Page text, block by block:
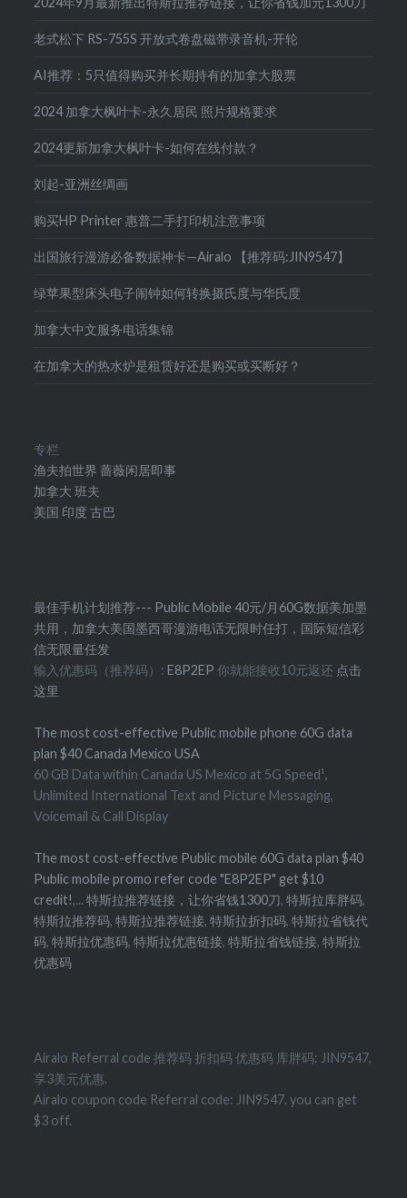
老式松下 RS-755S 开放式卷盘磁带录音机-开轮
AI推荐：5只值得购买并长期持有的加拿大股票
2024 加拿大枫叶卡-永久居民 照片规格要求
2024更新加拿大枫叶卡-如何在线付款？
刘起-亚洲丝绸画
购买HP Printer 惠普二手打印机注意事项
出国旅行漫游必备数据神卡—Airalo 【推荐码:JIN9547】
绿苹果型床头电子闹钟如何转换摄氏度与华氏度
加拿大中文服务电话集锦
在加拿大的热水炉是租赁好还是购买或买断好？
专栏
渔夫拍世界蔷薇闲居即事
加拿大 班夫
美国 印度 古巴
最佳手机计划推荐--- Public Mobile 40元/月60G数据美加墨
共用，加拿大美国墨西哥漫游电话无限时任打，国际短信彩
信无限量任发
输入优惠码（推荐码）:E8P2EP你就能接收10元返还 点击
这里
The most cost-effective Public mobile phone 60G data
plan $40 Canada Mexico USA
60 GB Data within Canada US Mexico at 5G Speed¹,
Unlimited International Text and Picture Messaging,
Voicemail & Call Display
The most cost-effective Public mobile 60G data plan $40
Public mobile promo refer code "E8P2EP" get $10
credit!,...特斯拉推荐链接，让你省钱1300刀,特斯拉库胖码,
特斯拉推荐码,特斯拉推荐链接,特斯拉折扣码,特斯拉省钱代
码,特斯拉优惠码,特斯拉优惠链接, 特斯拉省钱链接,特斯拉
优惠码
Airalo Referral code 推荐码 折扣码 优惠码 库胖码: JIN9547,
享3美元优惠.
Airalo coupon code Referral code: JIN9547. you can get
$3 off.